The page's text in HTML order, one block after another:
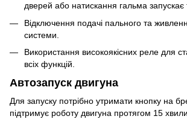
дверей або натискання гальма запускає
Відключення подачі пального та
системи.
Використання високоякісних реле для
всіх функцій.
Автозапуск двигуна
Для запуску потрібно утримати кнопку на
підтримує роботу двигуна протягом 15